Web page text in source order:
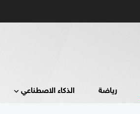
رياضة الذكاء الاصطناعي